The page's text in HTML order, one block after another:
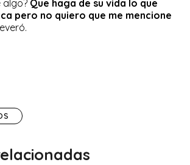
algo? Que haga de su vida lo que
pero no quiero que me mencione